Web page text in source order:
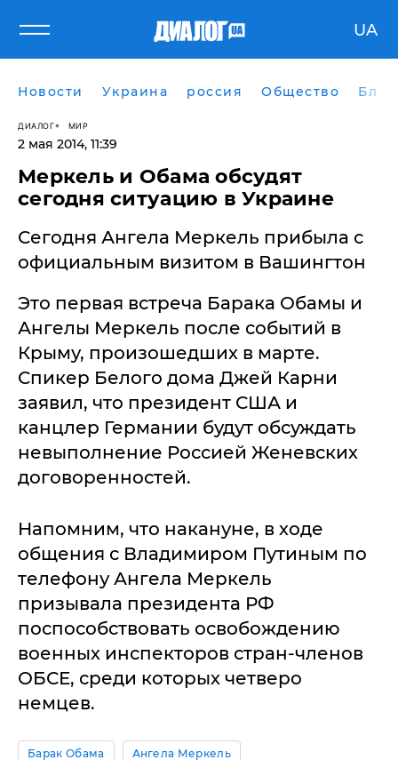
UA
Новости Украина россия Общество
ДИАЛОГ МИР
2 мая 2014, 11:39
Меркель и Обама обсудят
сегодня ситуацию в Украине
Сегодня Ангела Меркель прибыла с
официальным визитом в Вашингтон
Это первая встреча Барака Обамы и
Ангелы Меркель после событий в
Крыму, произошедших в марте.
Спикер Белого дома Джей Карни
заявил, что президент США и
канцлер Германии будут обсуждать
невыполнение Россией Женевских
договоренностей.
Напомним, что накануне, в ходе
общения с Владимиром Путиным по
телефону Ангела Меркель
призывала президента РФ
поспособствовать освобождению
военных инспекторов стран-членов
ОБСЕ, среди которых четверо
немцев.
Барак Обама Ангела Меркель